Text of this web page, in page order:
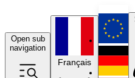
Open sub
navigation
Français